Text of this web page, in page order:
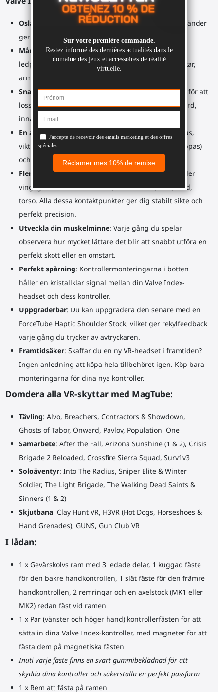
Oslagbar precision: Riktade kontroller och stabila händer
ger perfekt sikte genom siktriktmedel (ADS).
Mångsidiggevärskolv: Justerbar ram med flera
ledpunkter för att anpassa sig till alla kroppsstorlekar,
armlängder och alla virtuella gevär.
Snabba omstarter: Vrid dina Valve Index kontroller för att
lossa dem, ladda om eller utföra någon annan åtgärd,
innan du klickar fast dem på ramen igen.
En axelrem som ett riktigt gevär
: Immersionsbonus,
viktlättnad, mer säkerhet (ingen
som tappas)
och ytterligare kontaktpunkter för exakt sikte.
Flertalet kontaktpunkter: Inga skakiga, nervösa eller
vingliga händer i VR. Händer, underarmar, axel, kind,
torso. Alla dessa kontaktpunkter ger dig stabilt sikte och
perfekt precision.
Utveckla din muskelminne: Varje gång du spelar,
observera hur mycket lättare det blir att snabbt utföra en
perfekt skott eller en omstart.
Perfekt spårning: Kontrollermonteringarna i botten
håller en kristallklar signal mellan din Valve Index-
headset och dess kontroller.
Uppgraderbar: Du kan uppgradera den senare med en
ForceTube Haptic Shoulder Stock, vilket ger rekylfeedback
varje gång du trycker av avtryckaren.
Framtidsäker: Skaffar du en ny VR-headset i framtiden?
Ingen anledning att köpa hela tillbehöret igen. Köp bara
monteringarna för dina nya kontroller.
Domdera alla VR-skyttar med MagTube:
Tävling: Alvo, Breachers, Contractors & Showdown,
Ghosts of Tabor, Onward, Pavlov, Population: One
Samarbete: After the Fall, Arizona Sunshine (1 & 2), Crisis
Brigade 2 Reloaded, Crossfire Sierra Squad, Surv1v3
Soloäventyr: Into The Radius, Sniper Elite & Winter
Soldier, The Light Brigade, The Walking Dead Saints &
Sinners (1 & 2)
Skjutbana: Clay Hunt VR, H3VR (Hot Dogs, Horseshoes &
Hand Grenades), GUNS, Gun Club VR
I lådan:
1 x Gevärskolvs ram med 3 ledade delar, 1 kuggad fäste
för den bakre handkontrollen, 1 slät fäste för den främre
handkontrollen, 2 remringar och en axelstock (MK1 eller
MK2) redan fäst vid ramen
1 x Par (vänster och höger hand) kontrollerfästen för att
sätta in dina Valve Index-kontroller, med magneter för att
fästa dem på magnetiska fästen
Inuti varje fäste finns en svart gummibeklädnad för att
skydda dina kontroller och säkerställa en perfekt passform.
1 x Rem att fästa på ramen